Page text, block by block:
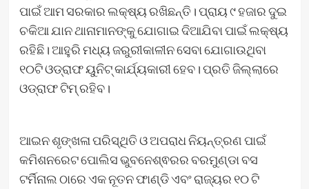
ପାଇଁ ଆମ ସରକାର ଲକ୍ଷ୍ୟ ରଖିଛନ୍ତି। ପ୍ରାୟ ୯ ହଜାର ଦୁଇ
ଚକିଆ ଯାନ ଥାନାମାନଙ୍କୁ ଯୋଗାଇ ଦିଆଯିବା ପାଇଁ ଲକ୍ଷ୍ୟ
ରହିଛି। ଆହୁରି ମଧ୍ୟ ଜରୁରୀକାଳୀନ ସେବା ଯୋଗାଉଥିବା
୧୦ଟି ଓଡ୍ରାଫ ୟୁନିଟ୍‌ କାର୍ଯ୍ୟକାରୀ ହେବ। ପ୍ରତି ଜିଲ୍ଲାରେ
ଓଡ୍ରାଫ ଟିମ୍‌ ରହିବ।
ଆଇନ ଶୃଙ୍ଖଳା ପରିସ୍ଥିତି ଓ ଅପରାଧ ନିୟନ୍ତ୍ରଣ ପାଇଁ
କମିଶନରେଟ ପୋଲିସ ଭୁବନେଶ୍ଵରର ବରମୁଣ୍ଡା ବସ
ଟର୍ମିନାଲ ଠାରେ ଏକ ନୂତନ ଫାଣ୍ଡି ଏବଂ ରାଜ୍ୟର ୧୦ ଟି